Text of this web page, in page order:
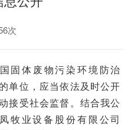
次
固体废物污染环境防治
单位，应当依法及时公开
接受社会监督。结合我公
牧业设备股份有限公司